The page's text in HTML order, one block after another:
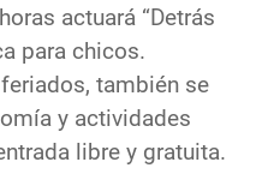
actuará “Detrás
para chicos.
también se
y actividades
libre y gratuita.